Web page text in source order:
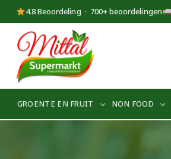
4.8 Beoordeling · 700+ beoordelingen
Supermarkt
Mittal
GROENTE EN FRUIT NON FOOD